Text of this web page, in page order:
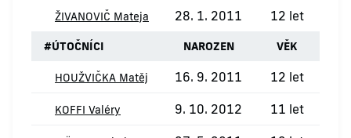
ŽIVANOVIČ Mateja 28. 1. 2011 12 let
#ÚTOČNÍCI NAROZEN VĚK
HOUŽVIČKA Matěj 16. 9. 2011 12 let
KOFFI Valéry 9. 10. 2012 11 let